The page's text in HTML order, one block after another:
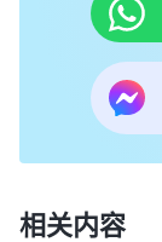
少吗？在你
得着呢？你
宝爱肉体吗
是因为你太
病，丈夫有个
相关内容